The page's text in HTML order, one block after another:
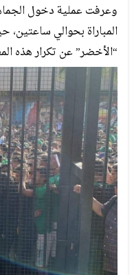
وعرفت عملية دخول
المباراة بحوالي
“الأخضر” عن تكرار هذه